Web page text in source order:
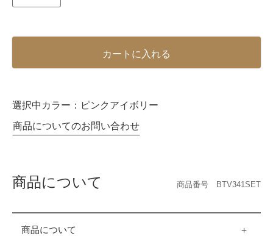
カートに入れる
選択中カラー： ピンクアイボリー
商品についてのお問い合わせ
商品について 商品番号 BTV341SET
商品について